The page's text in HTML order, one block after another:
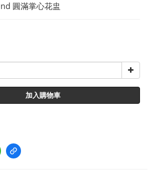
圓滿掌心花盅
加入購物車